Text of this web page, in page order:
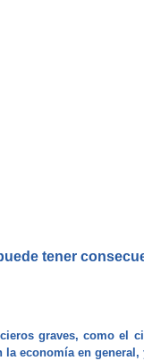
tener
graves, como el
economía en